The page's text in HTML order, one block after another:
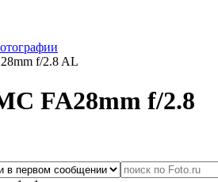
f/2.8 AL
FA28mm f/2.8